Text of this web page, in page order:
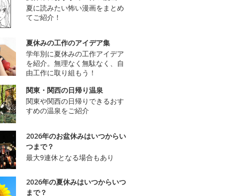
夏に読みたい怖い漫画をまとめ
てご紹介！
夏休みの工作のアイデア集
学年別に夏休みの工作アイデア
を紹介。無理なく無駄なく、自
由工作に取り組もう！
関東・関西の日帰り温泉
関東や関西の日帰りできるおす
すめの温泉をご紹介
2026年のお盆休みはいつからい
つまで？
最大9連休となる場合もあり
2026年の夏休みはいつからいつ
まで？